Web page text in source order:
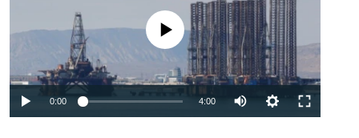
No media source currently available
0:00 4:00